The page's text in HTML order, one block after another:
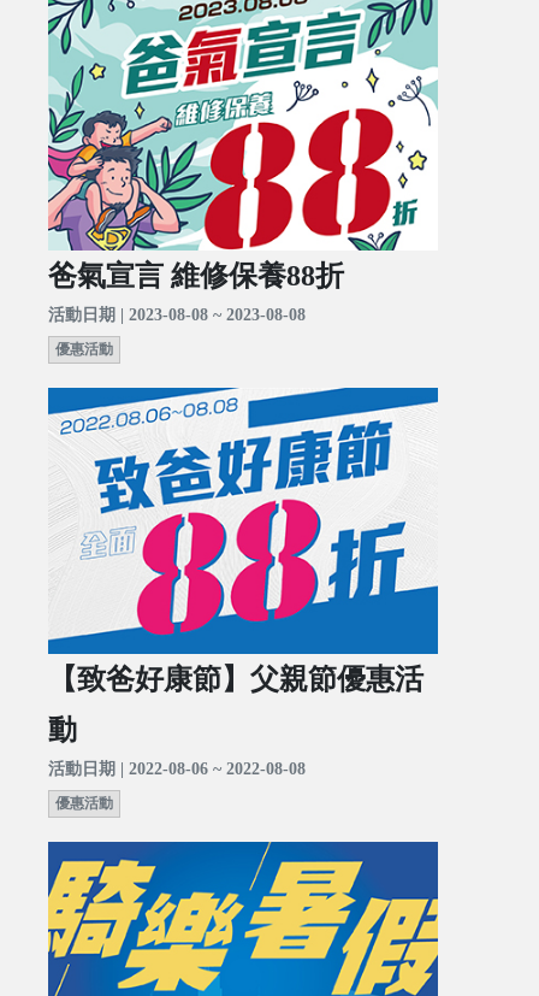
爸氣宣言 維修保養88折
活動日期 | 2023-08-08 ~ 2023-08-08
優惠活動
【致爸好康節】父親節優惠活
動
活動日期 | 2022-08-06 ~ 2022-08-08
優惠活動